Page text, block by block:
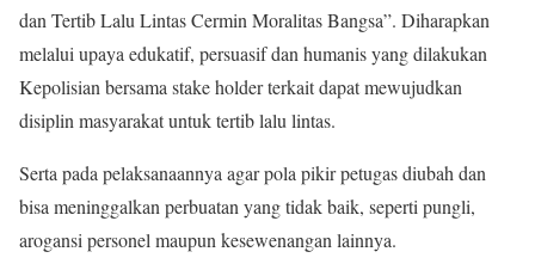
dan Tertib Lalu Lintas Cermin Moralitas Bangsa”. Diharapkan
melalui upaya edukatif, persuasif dan humanis yang dilakukan
Kepolisian bersama stake holder terkait dapat mewujudkan
disiplin masyarakat untuk tertib lalu lintas.
Serta pada pelaksanaannya agar pola pikir petugas diubah dan
bisa meninggalkan perbuatan yang tidak baik, seperti pungli,
arogansi personel maupun kesewenangan lainnya.